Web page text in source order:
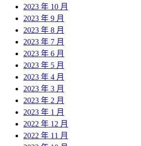
2023 年 10 月
2023 年 9 月
2023 年 8 月
2023 年 7 月
2023 年 6 月
2023 年 5 月
2023 年 4 月
2023 年 3 月
2023 年 2 月
2023 年 1 月
2022 年 12 月
2022 年 11 月